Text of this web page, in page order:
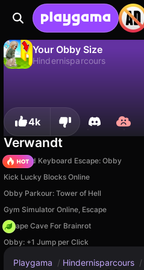
Your Obby Size
Hindernisparcours
4k
Verwandt
+1 Speed Keyboard Escape: Obby
Kick Lucky Blocks Online
Obby Parkour: Tower of Hell
Gym Simulator Online, Escape
Escape Cave For Brainrot
Obby: +1 Jump per Click
Playgama / Hindernisparcours /